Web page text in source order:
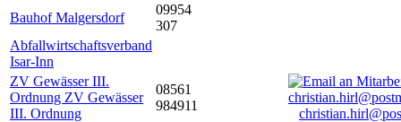
Bauhof Malgersdorf
09954
307
Abfallwirtschaftsverband
Isar-Inn
ZV Gewässer III.
Ordnung ZV Gewässer
III. Ordnung
08561
984911